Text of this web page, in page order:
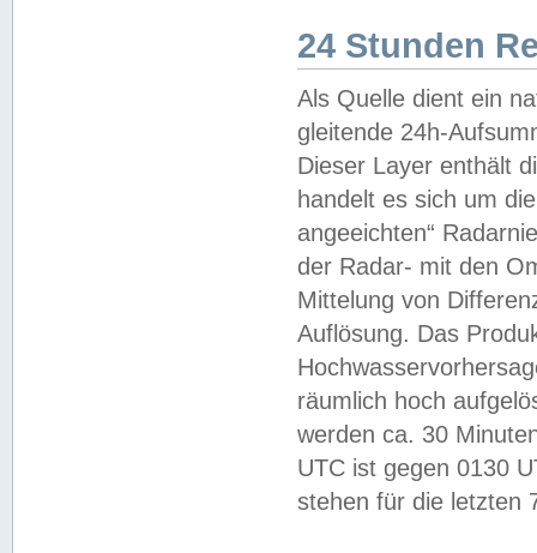
24 Stunden
Als Quelle dient ein
gleitende 24h-
Dieser Layer enthält
handelt es sich um
angeeichten“
der Radar- mit den
Mittelung von
Auflösung. Das
räumlich hoch
werden ca. 30
UTC ist gegen 0130
stehen für die letzten